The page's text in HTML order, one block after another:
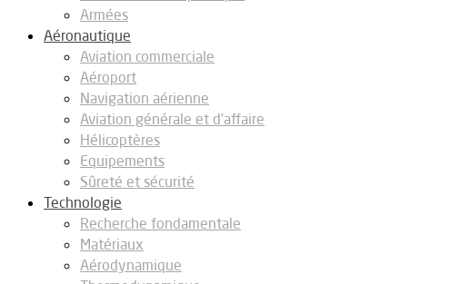
Armées
Aéronautique
Aviation commerciale
Aéroport
Navigation aérienne
Aviation générale et d’affaire
Hélicoptères
Equipements
Sûreté et sécurité
Technologie
Recherche fondamentale
Matériaux
Aérodynamique